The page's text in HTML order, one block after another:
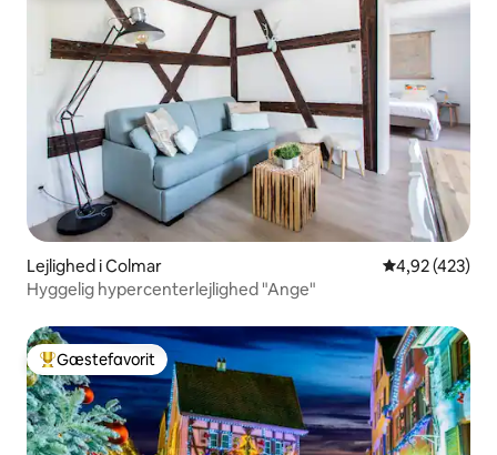
Lejlighed i Colmar 4,92 ud af 5 i
4,92 (423)
Hyggelig hypercenterlejlighed "Ange"
Bedste gæstefavorit
Gæstefavorit